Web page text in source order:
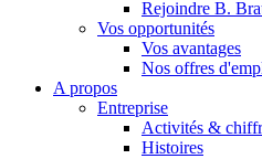
En dialogue avec B. Braun.
Rejoindre B.
Vos opportunités
Vos avantages
Nos offres
A propos
Entreprise
Activités &
Histoires